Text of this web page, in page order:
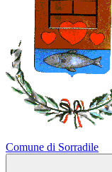
Comune di Sorradile